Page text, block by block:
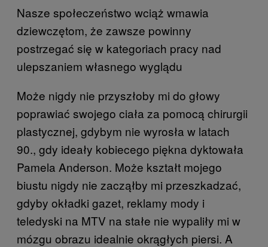
Nasze społeczeństwo wciąż wmawia
dziewczętom, że zawsze powinny
postrzegać się w kategoriach pracy nad
ulepszaniem własnego wyglądu
Może nigdy nie przyszłoby mi do głowy
poprawiać swojego ciała za pomocą chirurgii
plastycznej, gdybym nie wyrosła w latach
90., gdy ideały kobiecego piękna dyktowała
Pamela Anderson. Może kształt mojego
biustu nigdy nie zacząłby mi przeszkadzać,
gdyby okładki gazet, reklamy mody i
teledyski na MTV na stałe nie wypaliły mi w
mózgu obrazu idealnie okrągłych piersi. A